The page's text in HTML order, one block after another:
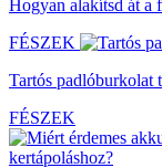
Hogyan alakítsd át a
FÉSZEK
Tartós padlóburkolat
FÉSZEK